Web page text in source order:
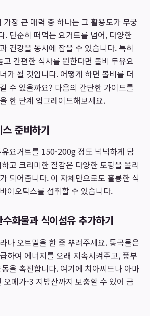
가장 큰 매력 중 하나는 그 활용도가 무궁
. 단순히 떠먹는 요거트를 넘어, 다양한
건강을 동시에 잡을 수 있습니다. 특히
고 간편한 식사를 원한다면 볼비 두유요
가 될 것입니다. 어떻게 하면 볼비를 더
수 있을까요? 다음의 간단한 가이드를
한 단계 업그레이드해보세요.
준비하기
요거트를 150-200g 정도 넉넉하게 담
고 크리미한 질감은 다양한 토핑을 올리
되어줍니다. 이 자체만으로도 훌륭한 식
이오틱스를 섭취할 수 있습니다.
화물과 식이섬유 추가하기
나 오트밀을 한 줌 뿌려주세요. 통곡물은
하여 에너지를 오래 지속시켜주고, 풍부
을 촉진합니다. 여기에 치아씨드나 아마
오메가-3 지방산까지 보충할 수 있어 금